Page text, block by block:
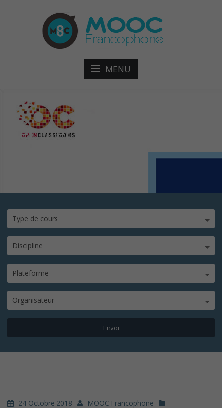
MENU
Débuter sur Adobe
Type de cours
Discipline
Plateforme
Organisateur
24 Octobre 2018
MOOC Francophone